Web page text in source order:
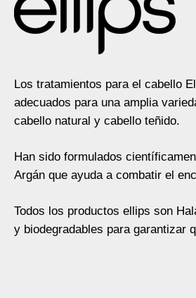
Los tratamientos para el cabello
adecuados para una amplia
cabello natural y cabello teñido.
Han sido formulados
Argán que ayuda a combatir el
Todos los productos ellips son
y biodegradables para garantizar